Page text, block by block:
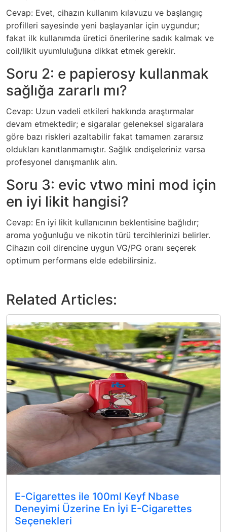
Cevap: Evet, cihazın kullanım kılavuzu ve başlangıç
profilleri sayesinde yeni başlayanlar için uygundur;
fakat ilk kullanımda üretici önerilerine sadık kalmak ve
coil/likit uyumluluğuna dikkat etmek gerekir.
Soru 2: e papierosy kullanmak
sağlığa zararlı mı?
Cevap: Uzun vadeli etkileri hakkında araştırmalar
devam etmektedir; e sigaralar geleneksel sigaralara
göre bazı riskleri azaltabilir fakat tamamen zararsız
oldukları kanıtlanmamıştır. Sağlık endişeleriniz varsa
profesyonel danışmanlık alın.
Soru 3: evic vtwo mini mod için
en iyi likit hangisi?
Cevap: En iyi likit kullanıcının beklentisine bağlıdır;
aroma yoğunluğu ve nikotin türü tercihlerinizi belirler.
Cihazın coil direncine uygun VG/PG oranı seçerek
optimum performans elde edebilirsiniz.
Related Articles:
E-Cigarettes ile 100ml Keyf Nbase
Deneyimi Üzerine En İyi E-Cigarettes
Seçenekleri